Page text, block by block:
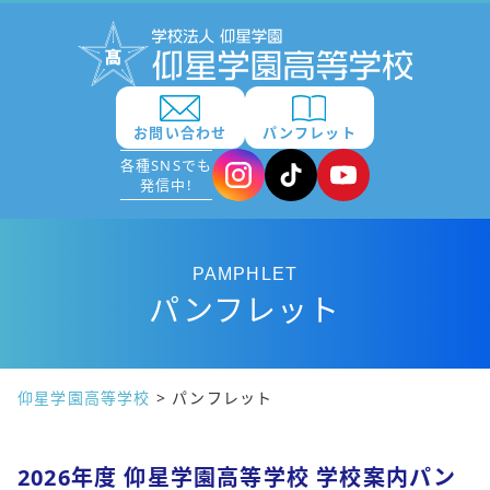
お問い合わせ
パンフレット
各種SNSでも
発信中!
PAMPHLET
パンフレット
仰星学園高等学校 > パンフレット
2026年度 仰星学園高等学校 学校案内パン